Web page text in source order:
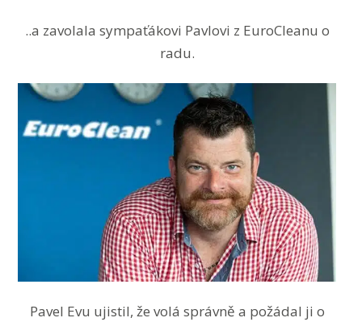
..a zavolala sympaťákovi Pavlovi z EuroCleanu o
radu.
Pavel Evu ujistil, že volá správně a požádal ji o